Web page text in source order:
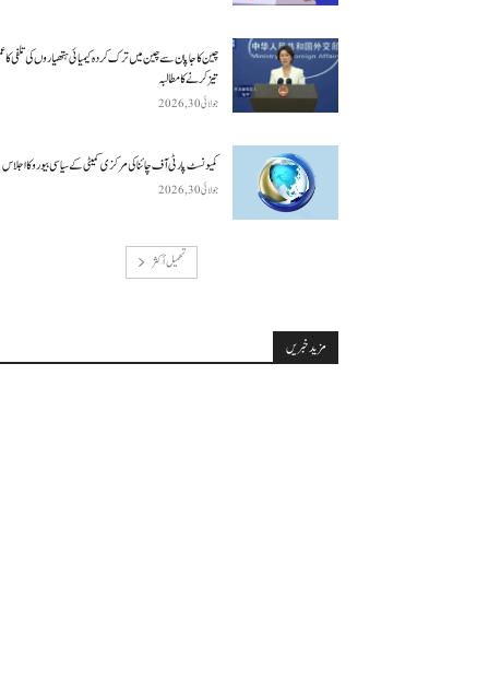
چین کا جاپان سے چین میں ترک کردہ کیمیائی ہتھیاروں کی تلفی
تیز کرنے کا مطالبہ
جولائی 30, 2026
کمیونسٹ پارٹی آف چائنا کی مرکزی کمیٹی کے سیاسی بیورو کا اجلاس
جولائی 30, 2026
تحميل أكثر
مزید خبریں